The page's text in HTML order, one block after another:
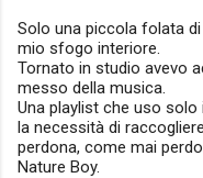
Solo una piccola folata
mio sfogo interiore.
Tornato in studio avevo
messo della musica.
Una playlist che uso
la necessità di
perdona, come mai
Nature Boy.